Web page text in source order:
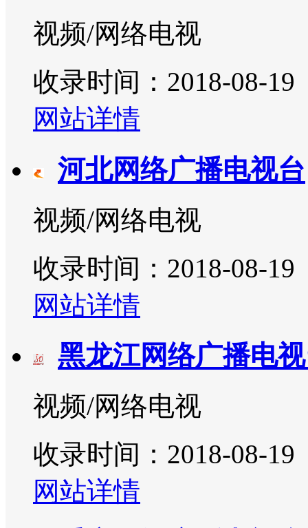
视频/网络电视
收录时间：2018-08-19
网站详情
河北网络广播电视台
视频/网络电视
收录时间：2018-08-19
网站详情
黑龙江网络广播电
视频/网络电视
收录时间：2018-08-19
网站详情